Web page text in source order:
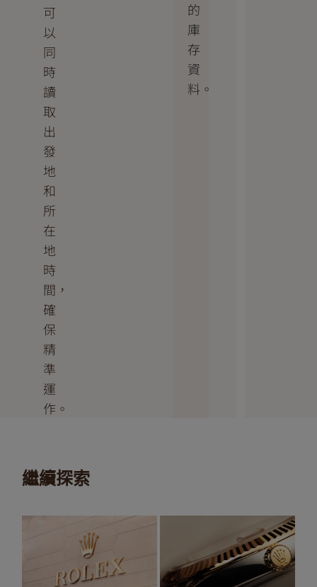
可
以
同
時
讀
取
出
發
地
和
所
在
地
時
間，
確
保
精
準
運
作。
的
庫
存
資
料。
繼續探索